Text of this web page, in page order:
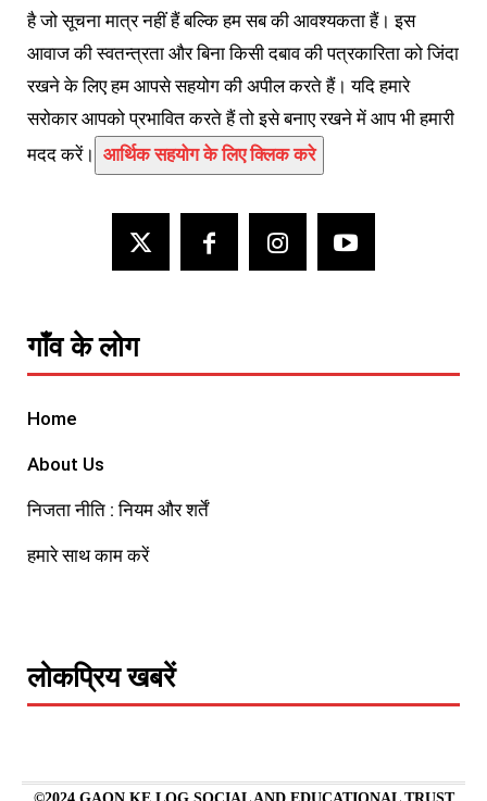
है जो सूचना मात्र नहीं हैं बल्कि हम सब की आवश्यकता हैं। इस
आवाज की स्वतन्त्रता और बिना किसी दबाव की पत्रकारिता को जिंदा
रखने के लिए हम आपसे सहयोग की अपील करते हैं। यदि हमारे
सरोकार आपको प्रभावित करते हैं तो इसे बनाए रखने में आप भी हमारी
मदद करें। आर्थिक सहयोग के लिए क्लिक करे
गाँव के लोग
Home
About Us
निजता नीति : नियम और शर्तें
हमारे साथ काम करें
लोकप्रिय खबरें